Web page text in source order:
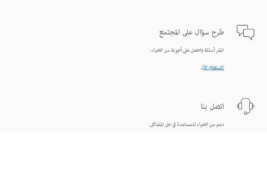
طرح سؤال على المجتمع
انشر أسئلة واحصل على أجوبة من الخبراء.
الاستعلام الآن
اتصل بنا
دعم من الخبراء للمساعدة في حل المشاكل.